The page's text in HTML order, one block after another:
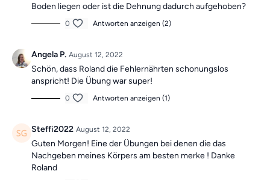
Boden liegen oder ist die Dehnung dadurch aufgehoben?
0 Antworten anzeigen (2)
Angela P. August 12, 2022
Schön, dass Roland die Fehlernährten schonungslos
anspricht! Die Übung war super!
0 Antworten anzeigen (1)
Steffi2022 August 12, 2022
Guten Morgen! Eine der Übungen bei denen die das
Nachgeben meines Körpers am besten merke ! Danke
Roland